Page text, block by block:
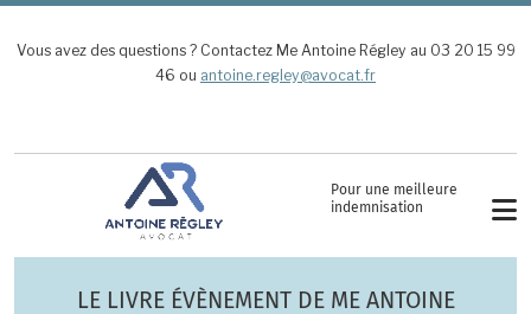
Aller au contenu principal
Vous avez des questions ? Contactez Me Antoine Régley au 03 20 15 99
46 ou antoine.regley@avocat.fr
Pour une meilleure
indemnisation
LE LIVRE ÉVÈNEMENT DE ME ANTOINE